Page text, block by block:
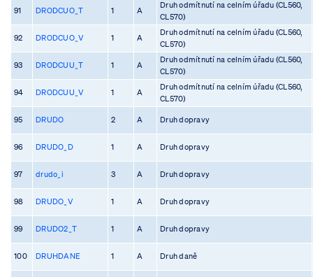
91 DRODCUO_T 1 A
Druh odmítnutí na celním úřadu (CL560,
CL570)
92 DRODCUO_V 1 A
Druh odmítnutí na celním úřadu (CL560,
CL570)
93 DRODCUU_T 1 A
Druh odmítnutí na celním úřadu (CL560,
CL570)
94 DRODCUU_V 1 A
Druh odmítnutí na celním úřadu (CL560,
CL570)
95 DRUDO 2 A Druh dopravy
96 DRUDO_D 1 A Druh dopravy
97 drudo_i 3 A Druh dopravy
98 DRUDO_V 1 A Druh dopravy
99 DRUDO2_T 1 A Druh dopravy
100 DRUHDANE 1 A Druh daně